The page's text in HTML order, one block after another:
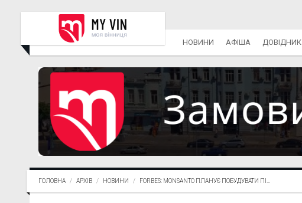
НОВИНИ АФІША ДОВІДНИК
ГОЛОВНА АРХІВ НОВИНИ FORBES: MONSANTO ПЛАНУЄ ПОБУДУВАТИ ПІ...